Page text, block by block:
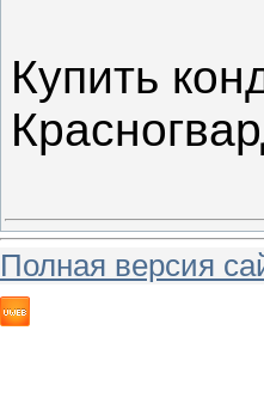
Купить
Полная версия